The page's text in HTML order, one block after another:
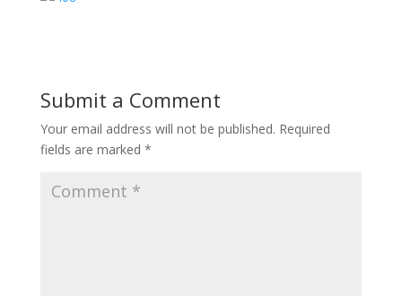
Submit a Comment
Your email address will not be published. Required
fields are marked *